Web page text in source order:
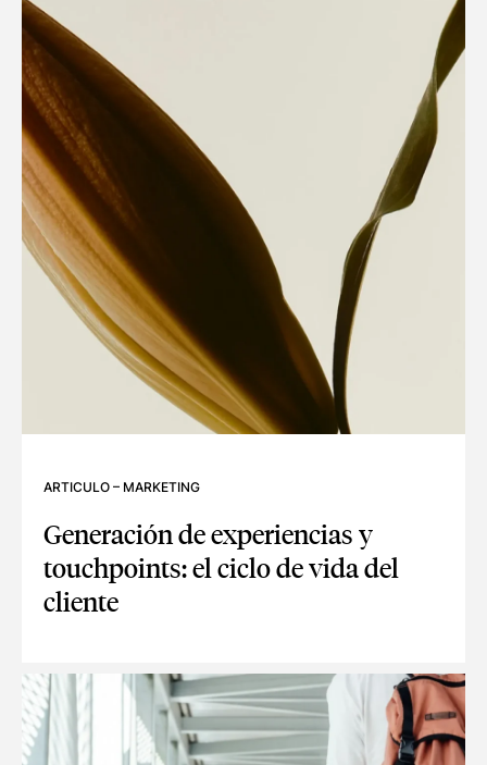
ARTICULO – MARKETING
Generación de experiencias y
touchpoints: el ciclo de vida del
cliente